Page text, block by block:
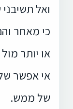
ואל
כי מאחר
או יותר
אי אפשר
של ממש.